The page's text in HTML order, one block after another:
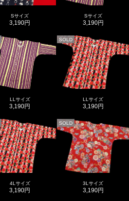
Sサイズ
3,190円
Sサイズ
3,190円
LLサイズ
3,190円
SOLD
LLサイズ
3,190円
4Lサイズ
3,190円
SOLD
3Lサイズ
3,190円